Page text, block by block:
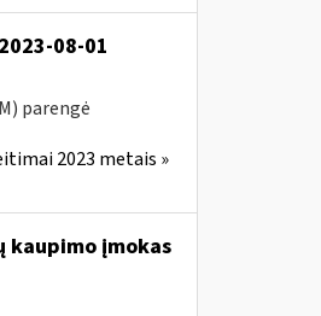
08-01
parengė
2023 metais »
kaupimo įmokas